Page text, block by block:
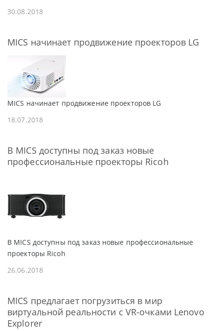
30.08.2018
MICS начинает продвижение проекторов LG
MICS начинает продвижение проекторов LG
18.07.2018
В MICS доступны под заказ новые
профессиональные проекторы Ricoh
В MICS доступны под заказ новые профессиональные
проекторы Ricoh
26.06.2018
MICS предлагает погрузиться в мир
виртуальной реальности с VR-очками Lenovo
Explorer